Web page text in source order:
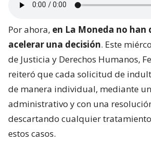
Por ahora, en La Moneda no han
acelerar una decisión. Este
de Justicia y Derechos Humanos,
reiteró que cada solicitud de
de manera individual, mediante
administrativo y con una
descartando cualquier
estos casos.